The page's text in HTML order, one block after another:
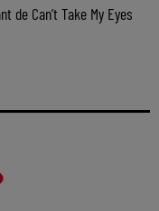
de Can’t Take My Eyes